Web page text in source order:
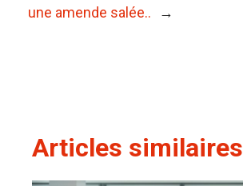
une amende salée..
→
Articles similaires